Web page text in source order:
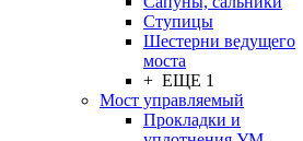
Ступицы
Шестерни ведущего
моста
+ ЕЩЕ 1
Мост управляемый
Прокладки и